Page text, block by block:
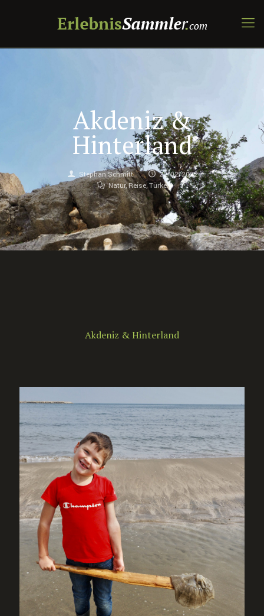
Akdeniz &
Hinterland
Stephan Schmitt
22/02/2022
Natur,Reise,Türkei
Akdeniz & Hinterland